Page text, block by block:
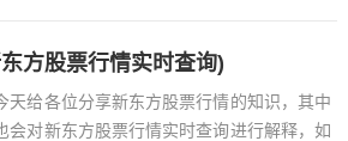
方股票行情实时查询)
天给各位分享新东方股票行情的知识，其中
会对新东方股票行情实时查询进行解释，如